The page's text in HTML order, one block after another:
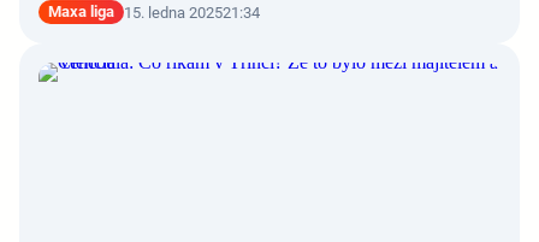
Maxa liga 15. ledna 202521:34